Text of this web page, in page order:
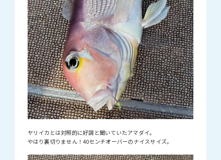
ヤリイカとは対照的に好調と聞いていたアマダイ。
やはり裏切りません！40センチオーバーのナイスサイズ。